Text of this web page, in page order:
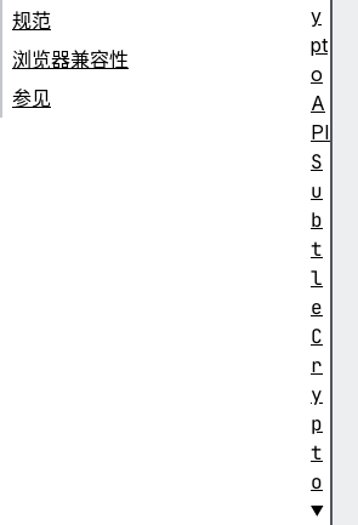
规范
浏览器兼容性
参见
y
pt
o
A
PI
S
u
b
t
l
e
C
r
y
p
t
o